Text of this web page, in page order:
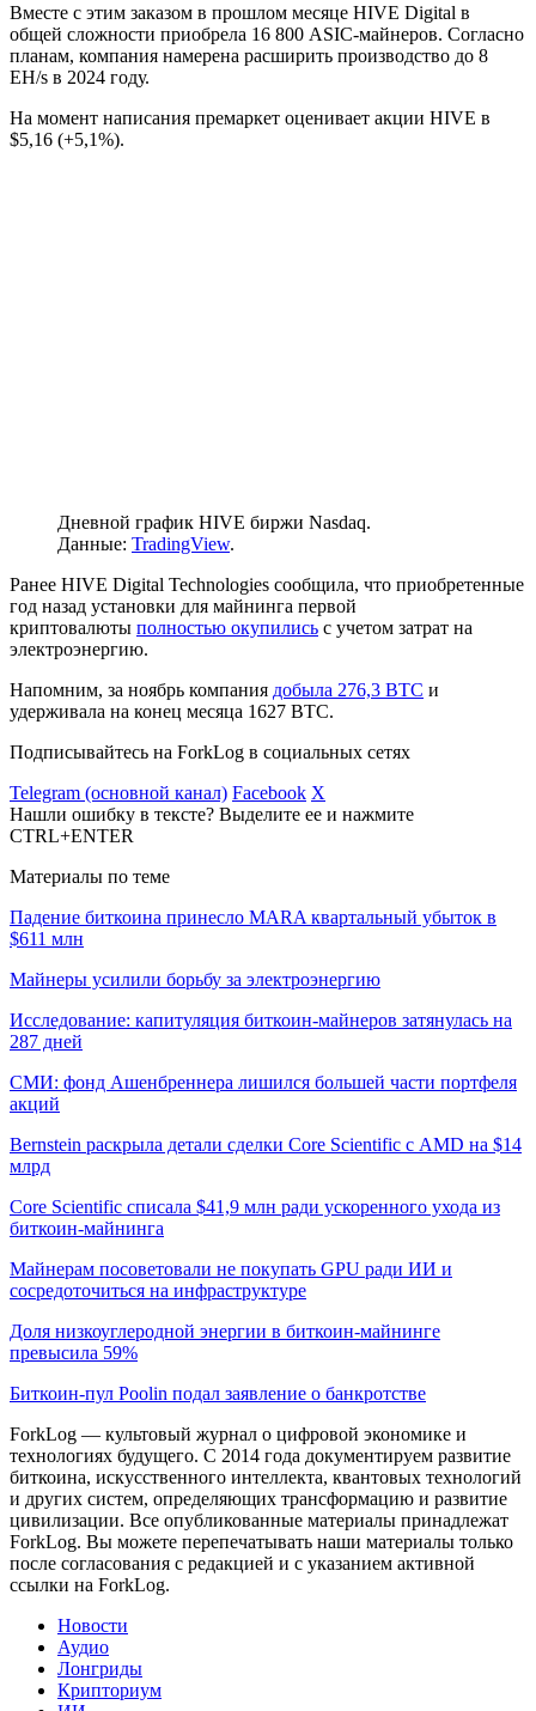
Вместе с этим заказом в прошлом месяце HIVE Digital в
общей сложности приобрела 16 800 ASIC-майнеров. Согласно
планам, компания намерена расширить производство до 8
EH/s в 2024 году.
На момент написания премаркет оценивает акции HIVE в
$5,16 (+5,1%).
Дневной график HIVE биржи Nasdaq.
Данные: TradingView.
Ранее HIVE Digital Technologies сообщила, что приобретенные
год назад установки для майнинга первой
криптовалюты полностью окупились с учетом затрат на
электроэнергию.
Напомним, за ноябрь компания добыла 276,3 BTC и
удерживала на конец месяца 1627 BTC.
Подписывайтесь на ForkLog в социальных сетях
Telegram (основной канал) Facebook X
Нашли ошибку в тексте? Выделите ее и нажмите
CTRL+ENTER
Материалы по теме
Падение биткоина принесло MARA квартальный убыток в
$611 млн
Майнеры усилили борьбу за электроэнергию
Исследование: капитуляция биткоин-майнеров затянулась на
287 дней
СМИ: фонд Ашенбреннера лишился большей части портфеля
акций
Bernstein раскрыла детали сделки Core Scientific с AMD на $14
млрд
Core Scientific списала $41,9 млн ради ускоренного ухода из
биткоин-майнинга
Майнерам посоветовали не покупать GPU ради ИИ и
сосредоточиться на инфраструктуре
Доля низкоуглеродной энергии в биткоин-майнинге
превысила 59%
Биткоин-пул Poolin подал заявление о банкротстве
ForkLog — культовый журнал о цифровой экономике и
технологиях будущего. С 2014 года документируем развитие
биткоина, искусственного интеллекта, квантовых технологий
и других систем, определяющих трансформацию и развитие
цивилизации. Все опубликованные материалы принадлежат
ForkLog. Вы можете перепечатывать наши материалы только
после согласования с редакцией и с указанием активной
ссылки на ForkLog.
Новости
Аудио
Лонгриды
Крипториум